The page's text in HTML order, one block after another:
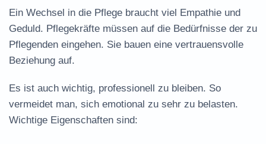
Ein Wechsel in die Pflege braucht viel Empathie und
Geduld. Pflegekräfte müssen auf die Bedürfnisse der zu
Pflegenden eingehen. Sie bauen eine vertrauensvolle
Beziehung auf.
Es ist auch wichtig, professionell zu bleiben. So
vermeidet man, sich emotional zu sehr zu belasten.
Wichtige Eigenschaften sind: